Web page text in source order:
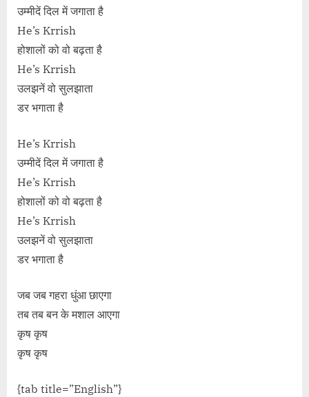
उम्मीदें दिल में जगाता है
He’s Krrish
होशालों को वो बढ़ता है
He’s Krrish
उलझनें वो सुलझाता
डर भगाता है
He’s Krrish
उम्मीदें दिल में जगाता है
He’s Krrish
होशालों को वो बढ़ता है
He’s Krrish
उलझनें वो सुलझाता
डर भगाता है
जब जब गहरा धुंआ छाएगा
तब तब बन के मशाल आएगा
कृष कृष
कृष कृष
{tab title=”English”}